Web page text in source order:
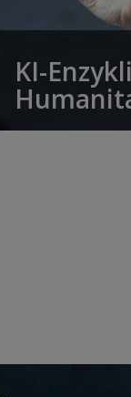
KI-